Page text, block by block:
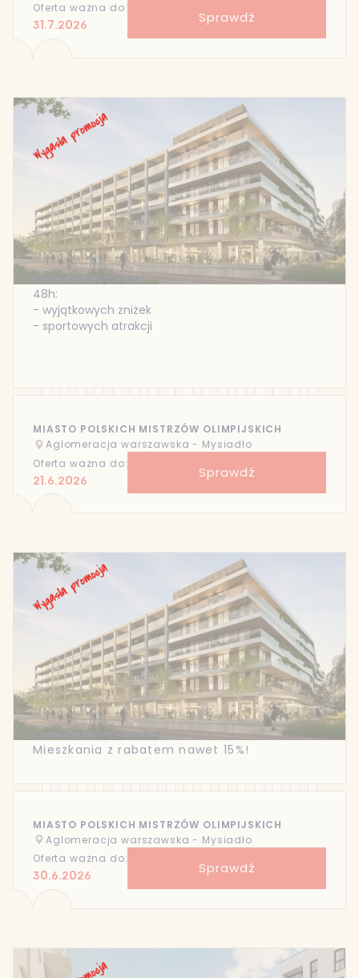
Oferta ważna do:
31.7.2026 Sprawdź
Dni Otwarte 20-21.06!
48h:
- wyjątkowych zniżek
- sportowych atrakcji
MIASTO POLSKICH MISTRZÓW OLIMPIJSKICH
Aglomeracja warszawska - Mysiadło
Oferta ważna do:
21.6.2026 Sprawdź
Czerwiec pełen korzyści!
Mieszkania z rabatem nawet 15%!
MIASTO POLSKICH MISTRZÓW OLIMPIJSKICH
Aglomeracja warszawska - Mysiadło
Oferta ważna do:
30.6.2026 Sprawdź